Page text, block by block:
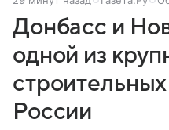
Донбасс и
одной из
России